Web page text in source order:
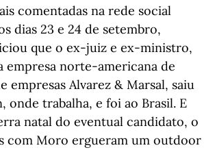
comentadas na rede social
dias 23 e 24 de setembro,
que o ex-juiz e ex-ministro,
empresa norte-americana de
empresas Alvarez & Marsal, saiu
onde trabalha, e foi ao Brasil. E
natal do eventual candidato, o
com Moro ergueram um outdoor